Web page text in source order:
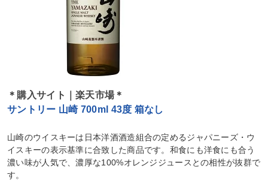
＊購入サイト｜楽天市場＊
サントリー 山崎 700ml 43度 箱なし
山崎のウイスキーは日本洋酒酒造組合の定めるジャパニーズ・ウ
イスキーの表示基準に合致した商品です。和食にも洋食にも合う
濃い味が人気で、濃厚な100%オレンジジュースとの相性が抜群で
す。